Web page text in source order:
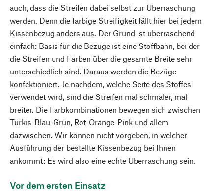
auch, dass die Streifen dabei selbst zur Überraschung
werden. Denn die farbige Streifigkeit fällt hier bei jedem
Kissenbezug anders aus. Der Grund ist überraschend
einfach: Basis für die Bezüge ist eine Stoffbahn, bei der
die Streifen und Farben über die gesamte Breite sehr
unterschiedlich sind. Daraus werden die Bezüge
konfektioniert. Je nachdem, welche Seite des Stoffes
verwendet wird, sind die Streifen mal schmaler, mal
breiter. Die Farbkombinationen bewegen sich zwischen
Türkis-Blau-Grün, Rot-Orange-Pink und allem
dazwischen. Wir können nicht vorgeben, in welcher
Ausführung der bestellte Kissenbezug bei Ihnen
ankommt: Es wird also eine echte Überraschung sein.
Vor dem ersten Einsatz